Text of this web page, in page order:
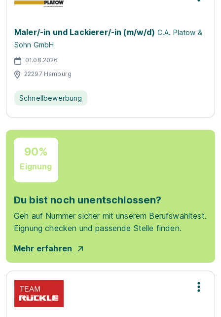
Maler/-in und Lackierer/-in (m/w/d) C.A. Platow &
Sohn GmbH
01.08.2026
22297 Hamburg
Schnellbewerbung
90%
Eignung
Du bist noch unentschlossen?
Geh auf Nummer sicher mit unserem Berufswahltest.
Eignung checken und passende Stelle finden.
Mehr erfahren